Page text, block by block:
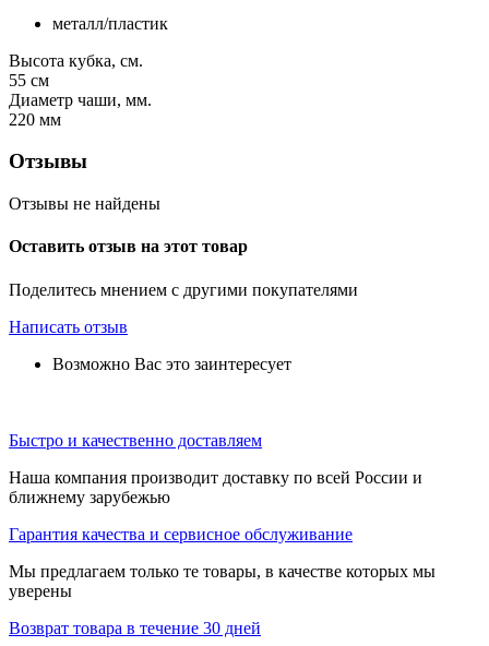
металл/пластик
Высота кубка, см.
55 см
Диаметр чаши, мм.
220 мм
Отзывы
Отзывы не найдены
Оставить отзыв на этот товар
Поделитесь мнением с другими покупателями
Написать отзыв
Возможно Вас это заинтересует
Быстро и качественно доставляем
Наша компания производит доставку по всей России и
ближнему зарубежью
Гарантия качества и сервисное обслуживание
Мы предлагаем только те товары, в качестве которых мы
уверены
Возврат товара в течение 30 дней